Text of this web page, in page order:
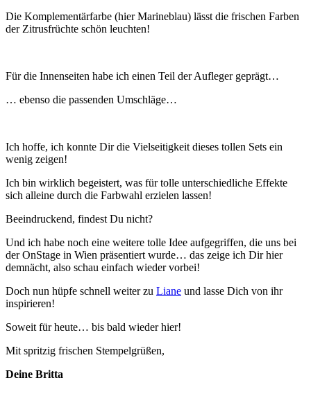
Die Komplementärfarbe (hier Marineblau) lässt die frischen Farben
der Zitrusfrüchte schön leuchten!
Für die Innenseiten habe ich einen Teil der Aufleger geprägt…
… ebenso die passenden Umschläge…
Ich hoffe, ich konnte Dir die Vielseitigkeit dieses tollen Sets ein
wenig zeigen!
Ich bin wirklich begeistert, was für tolle unterschiedliche Effekte
sich alleine durch die Farbwahl erzielen lassen!
Beeindruckend, findest Du nicht?
Und ich habe noch eine weitere tolle Idee aufgegriffen, die uns bei
der OnStage in Wien präsentiert wurde… das zeige ich Dir hier
demnächt, also schau einfach wieder vorbei!
Doch nun hüpfe schnell weiter zu Liane und lasse Dich von ihr
inspirieren!
Soweit für heute… bis bald wieder hier!
Mit spritzig frischen Stempelgrüßen,
Deine Britta